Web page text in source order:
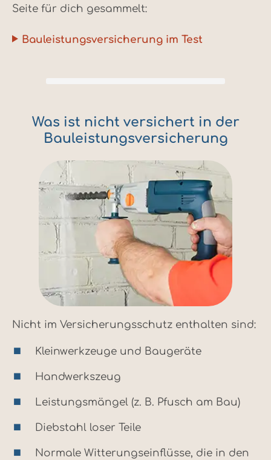
Seite für dich gesammelt:
Bauleistungsversicherung im Test
Was ist nicht versichert in der
Bauleistungsversicherung
Nicht im Versicherungsschutz enthalten sind:
Kleinwerkzeuge und Baugeräte
Handwerkszeug
Leistungsmängel (z. B. Pfusch am Bau)
Diebstahl loser Teile
Normale Witterungseinflüsse, die in den